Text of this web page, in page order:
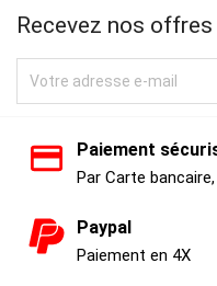
Recevez nos
Paiement
Par Carte
Paypal
Paiement en 4X